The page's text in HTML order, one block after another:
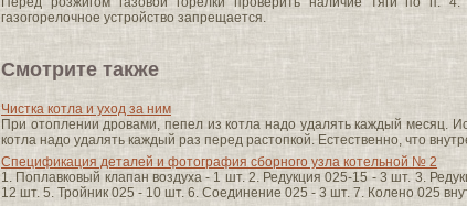
газогорелочное устройство запрещается.
Смотрите также
Чистка котла и уход за ним
При отоплении дровами, пепел из котла надо удалять каждый месяц.
котла надо удалять каждый раз перед растопкой. Естественно, что
Спецификация деталей и фотография сборного узла котельной № 2
1. Поплавковый клапан воздуха - 1 шт. 2. Редукция 025-15 - 3 шт. 3.
12 шт. 5. Тройник 025 - 10 шт. 6. Соединение 025 - 3 шт. 7. Колено 025